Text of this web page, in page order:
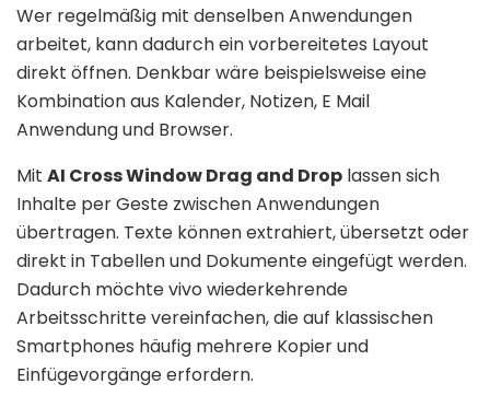
Wer regelmäßig mit denselben Anwendungen
arbeitet, kann dadurch ein vorbereitetes Layout
direkt öffnen. Denkbar wäre beispielsweise eine
Kombination aus Kalender, Notizen, E Mail
Anwendung und Browser.
Mit AI Cross Window Drag and Drop lassen sich
Inhalte per Geste zwischen Anwendungen
übertragen. Texte können extrahiert, übersetzt oder
direkt in Tabellen und Dokumente eingefügt werden.
Dadurch möchte vivo wiederkehrende
Arbeitsschritte vereinfachen, die auf klassischen
Smartphones häufig mehrere Kopier und
Einfügevorgänge erfordern.